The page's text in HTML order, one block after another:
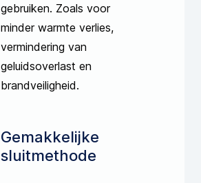
gebruiken. Zoals voor
minder warmte verlies,
vermindering van
geluidsoverlast en
brandveiligheid.
Gemakkelijke
sluitmethode